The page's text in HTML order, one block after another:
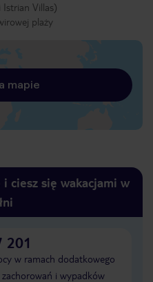
Villas)
plaży
mapie
ciesz się wakacjami w
201
w ramach dodatkowego
zachorowań i wypadków